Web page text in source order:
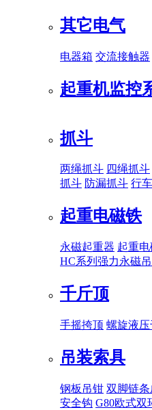
其它电气
电器箱 交流接触器
起重机监控
抓斗
两绳抓斗 四绳抓斗
抓斗 防漏抓斗 行
起重电磁铁
永磁起重器 起重
HC系列强力永磁
千斤顶
手摇挎顶 螺旋液
吊装索具
钢板吊钳 双脚链
安全钩 G80欧式双